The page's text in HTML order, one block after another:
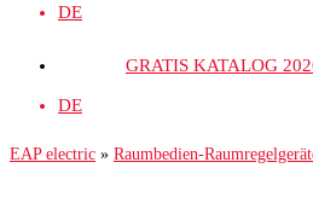
DE
GRATIS KATALOG
DE
EAP electric » Raumbedien-